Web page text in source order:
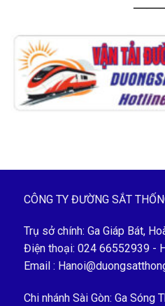
CÔNG TY ĐƯỜNG SẮT
Trụ sở chính: Ga Giáp Bát,
Điện thoại: 024 66552939 -
Email :
Chi nhánh Sài Gòn: Ga Sóng